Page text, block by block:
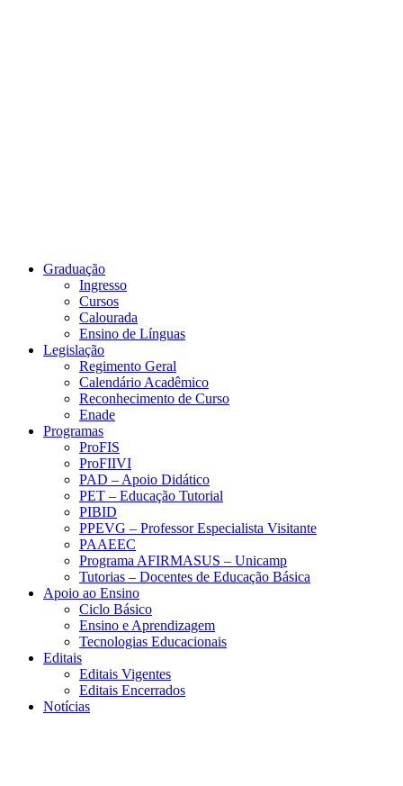
Graduação
Ingresso
Cursos
Calourada
Ensino de Línguas
Legislação
Regimento Geral
Calendário Acadêmico
Reconhecimento de Curso
Enade
Programas
ProFIS
ProFIIVI
PAD – Apoio Didático
PET – Educação Tutorial
PIBID
PPEVG – Professor Especialista Visitante
PAAEEC
Programa AFIRMASUS – Unicamp
Tutorias – Docentes de Educação Básica
Apoio ao Ensino
Ciclo Básico
Ensino e Aprendizagem
Tecnologias Educacionais
Editais
Editais Vigentes
Editais Encerrados
Notícias